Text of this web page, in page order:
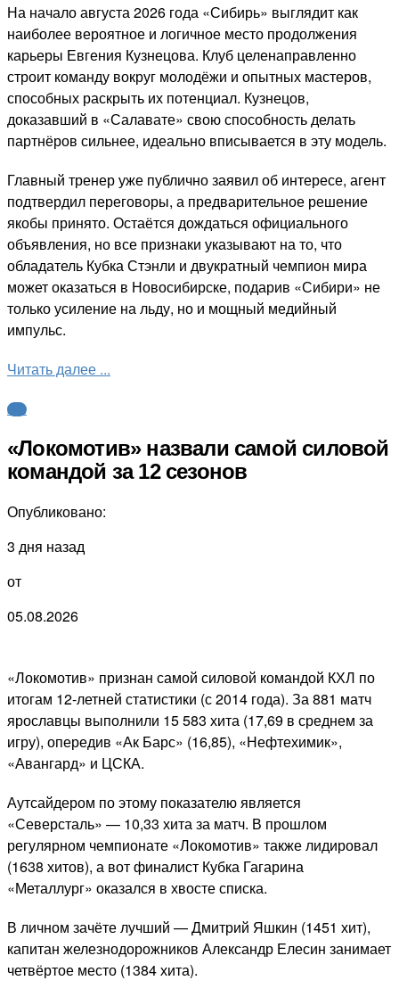
На начало августа 2026 года «Сибирь» выглядит как
наиболее вероятное и логичное место продолжения
карьеры Евгения Кузнецова. Клуб целенаправленно
строит команду вокруг молодёжи и опытных мастеров,
способных раскрыть их потенциал. Кузнецов,
доказавший в «Салавате» свою способность делать
партнёров сильнее, идеально вписывается в эту модель.
Главный тренер уже публично заявил об интересе, агент
подтвердил переговоры, а предварительное решение
якобы принято. Остаётся дождаться официального
объявления, но все признаки указывают на то, что
обладатель Кубка Стэнли и двукратный чемпион мира
может оказаться в Новосибирске, подарив «Сибири» не
только усиление на льду, но и мощный медийный
импульс.
Читать далее ...
КХЛ
«Локомотив» назвали самой силовой
командой за 12 сезонов
Опубликовано:
3 дня назад
от
05.08.2026
«Локомотив» признан самой силовой командой КХЛ по
итогам 12-летней статистики (с 2014 года). За 881 матч
ярославцы выполнили 15 583 хита (17,69 в среднем за
игру), опередив «Ак Барс» (16,85), «Нефтехимик»,
«Авангард» и ЦСКА.
Аутсайдером по этому показателю является
«Северсталь» — 10,33 хита за матч. В прошлом
регулярном чемпионате «Локомотив» также лидировал
(1638 хитов), а вот финалист Кубка Гагарина
«Металлург» оказался в хвосте списка.
В личном зачёте лучший — Дмитрий Яшкин (1451 хит),
капитан железнодорожников Александр Елесин занимает
четвёртое место (1384 хита).